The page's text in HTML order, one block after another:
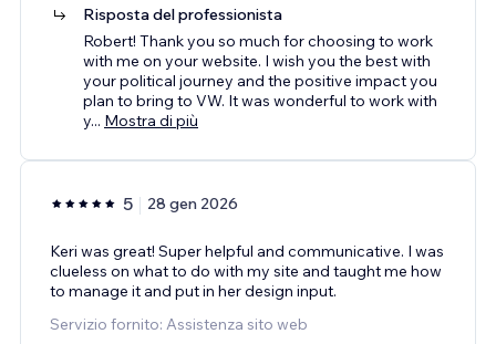
Risposta del professionista
Robert! Thank you so much for choosing to work
with me on your website. I wish you the best with
your political journey and the positive impact you
plan to bring to VW. It was wonderful to work with
y... Mostra di più
5 28 gen 2026
Keri was great! Super helpful and communicative. I was
clueless on what to do with my site and taught me how
to manage it and put in her design input.
Servizio fornito: Assistenza sito web